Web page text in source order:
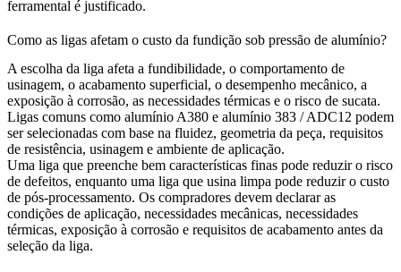
ferramental é justificado.
Como as ligas afetam o custo da fundição sob pressão de alumínio?
A escolha da liga afeta a fundibilidade, o comportamento de
usinagem, o acabamento superficial, o desempenho mecânico, a
exposição à corrosão, as necessidades térmicas e o risco de sucata.
Ligas comuns como alumínio A380 e alumínio 383 / ADC12 podem
ser selecionadas com base na fluidez, geometria da peça, requisitos
de resistência, usinagem e ambiente de aplicação.
Uma liga que preenche bem características finas pode reduzir o risco
de defeitos, enquanto uma liga que usina limpa pode reduzir o custo
de pós-processamento. Os compradores devem declarar as
condições de aplicação, necessidades mecânicas, necessidades
térmicas, exposição à corrosão e requisitos de acabamento antes da
seleção da liga.